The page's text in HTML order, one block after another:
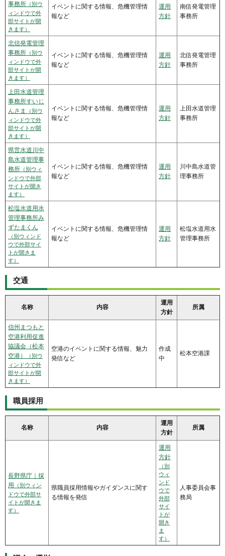
事務所 （別ウ
ィンドウで外
部サイトが開
きます）
イベントに関する情報、危機管理情
報など
運用
方針
南信発電管理
事務所
北信発電管理
事務所 （別ウ
ィンドウで外
部サイトが開
きます）
イベントに関する情報、危機管理情
報など
運用
方針
北信発電管理
事務所
上田水道管理
事務所すいじ
んさま
（別ウ
ィンドウで外
部サイトが開
きます）
イベントに関する情報、危機管理情
報など
運用
方針
上田水道管理
事務所
県営水道川中
島水道管理事
務所 （別ウィ
ンドウで外部
サイトが開き
ます）
イベントに関する情報、危機管理情
報など
運用
方針
川中島水道管
理事務所
松塩水道用水
管理事務所み
ずたまくん
（別ウィンド
ウで外部サイ
トが開きま
す）
イベントに関する情報、危機管理情
報など
運用
方針
松塩水道用水
管理事務所
交通
名称 内容
運用
方針
所属
信州まつもと
空港利用促進
協議会（松本
空港）
（別ウ
ィンドウで外
部サイトが開
きます）
空港のイベントに関する情報、魅力
発信など
作成
中
松本空港課
職員採用
名称 内容
運用
方針
所属
長野県庁｜採
用 （別ウィン
ドウで外部サ
イトが開きま
す）
県職員採用情報やガイダンスに関す
る情報を発信
運用
方針
（別
ウィ
ンド
ウで
外部
サイ
トが
開き
ま
す）
人事委員会事
務局